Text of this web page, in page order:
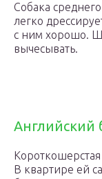
Собака
легко
с ним хорошо.
вычесывать.
Английский
В квартире ей